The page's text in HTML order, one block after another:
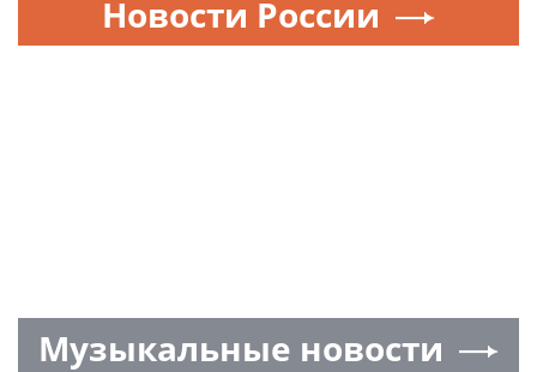
Новости России
Музыкальные новости